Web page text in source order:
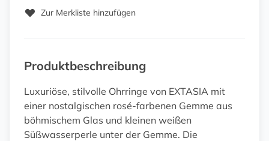
Zur Merkliste hinzufügen
Produktbeschreibung
Luxuriöse, stilvolle Ohrringe von EXTASIA mit
einer nostalgischen rosé-farbenen Gemme aus
böhmischem Glas und kleinen weißen
Süßwasserperle unter der Gemme. Die